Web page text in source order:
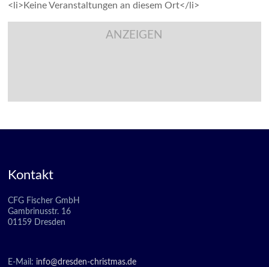
<li>Keine Veranstaltungen an diesem Ort</li>
ANZEIGEN
Kontakt
CFG Fischer GmbH
Gambrinusstr. 16
01159 Dresden
E-Mail: info@dresden-christmas.de